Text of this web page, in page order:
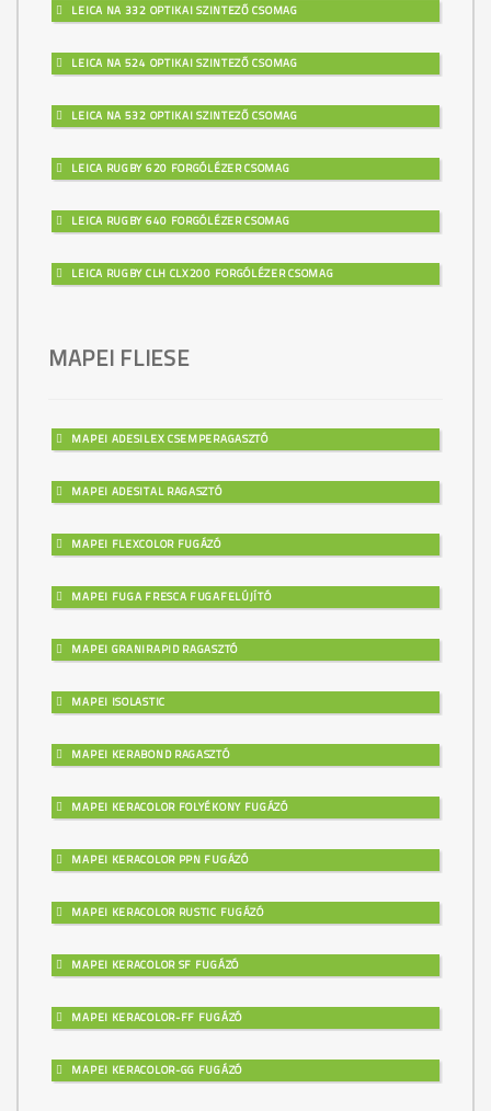
LEICA NA 332 OPTIKAI SZINTEZŐ CSOMAG
LEICA NA 524 OPTIKAI SZINTEZŐ CSOMAG
LEICA NA 532 OPTIKAI SZINTEZŐ CSOMAG
LEICA RUGBY 620 FORGÓLÉZER CSOMAG
LEICA RUGBY 640 FORGÓLÉZER CSOMAG
LEICA RUGBY CLH CLX200 FORGÓLÉZER CSOMAG
MAPEI FLIESE
MAPEI ADESILEX CSEMPERAGASZTÓ
MAPEI ADESITAL RAGASZTÓ
MAPEI FLEXCOLOR FUGÁZÓ
MAPEI FUGA FRESCA FUGAFELÚJÍTÓ
MAPEI GRANIRAPID RAGASZTÓ
MAPEI ISOLASTIC
MAPEI KERABOND RAGASZTÓ
MAPEI KERACOLOR FOLYÉKONY FUGÁZÓ
MAPEI KERACOLOR PPN FUGÁZÓ
MAPEI KERACOLOR RUSTIC FUGÁZÓ
MAPEI KERACOLOR SF FUGÁZÓ
MAPEI KERACOLOR-FF FUGÁZÓ
MAPEI KERACOLOR-GG FUGÁZÓ